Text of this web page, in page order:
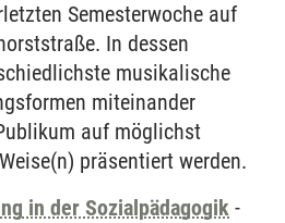
Semesterwoche auf
In dessen
musikalische
miteinander
auf möglichst
präsentiert werden.
in der Sozialpädagogik -